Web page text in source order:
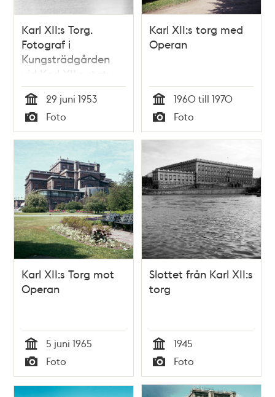
Karl XII:s Torg.
Fotograf i
Kungsträdgården
vid Karl XII:s staty
Tid
29 juni 1953
Typ
Foto
Karl XII:s torg med
Operan
Tid
1960 till 1970
Typ
Foto
Karl XII:s Torg mot
Operan
Tid
5 juni 1965
Typ
Foto
Slottet från Karl XII:s
torg
Tid
1945
Typ
Foto